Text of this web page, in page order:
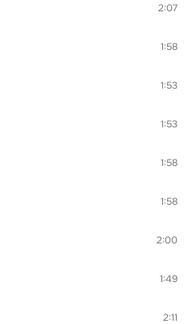
2:07
1:58
1:53
1:53
1:58
1:58
2:00
1:49
2:11